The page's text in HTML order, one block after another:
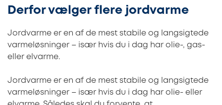
Derfor vælger flere jordvarme
Jordvarme er en af de mest stabile og langsigtede
varmeløsninger – især hvis du i dag har olie-, gas-
eller elvarme.
Jordvarme er en af de mest stabile og langsigtede
varmeløsninger – især hvis du i dag har olie- eller